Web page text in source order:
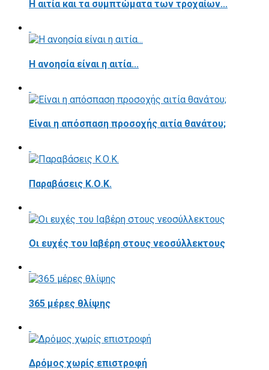
Η αιτία και τα συμπτώματα των τροχαίων...
Η ανοησία είναι η αιτία...
Είναι η απόσπαση προσοχής αιτία θανάτου;
Παραβάσεις Κ.Ο.Κ.
Οι ευχές του Ιαβέρη στους νεοσύλλεκτους
365 μέρες θλίψης
Δρόμος χωρίς επιστροφή